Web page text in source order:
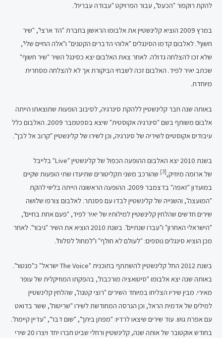
להקת רוקפור "הכעס", עבור הפרויקט "עבודה עברית".
במרץ 2009 הוציא קלינשטיין את אלבומו הראשון בחברת "הד ארצי", "שיר
חשוף". לאלבום קדמו הסינגלים "אלוהי הדברים הקטנים" ו"אלה החיים שלי",
שלא זכו להצלחה גדולה. לאחר צאת האלבום יצא כסינגל השיר "שיר חשוף"
שכתב יאיר לפיד. האלבום זכה לשבחי הביקורת אך לא להצלחה מסחרית
מיוחדת.
באותה שנה חבר קלינשטיין ללהקת סינרגיה, לסיבוב הופעות שתוצאתו הייתה
אלבום משותף בשם "סינרגיה אקוסטית" שיצא בספטמבר 2009. האלבום כלל
עיבודים אקוסטיים לשיריה של סינרגיה, וכן לשירו של קלינשטיין "קרוב אל לבך".
בשנת 2010 יצא האלבום ההופעה הכפול של קלינשטיין "Live" בלייבל
של ארומה מיוזיק,[3]
שהורכב משני תקליטורים שתיעדו שתי הופעות שקיים
במועדון "זאפה" בדצמבר 2009. ההופעה הראשונה הייתה בליווי להקת
"המועצה", והשנייה של קלינשטיין לבדו עם פסנתר. לאלבום צורפו שלושה
שירים חדשים שהלחין קלינשטיין למילותיו של יאיר לפיד, "פעם אחת בחיים",
"הישראלי האחרון" ו"עברו שנתיים". בשנת 2010 הוציא את השיר "גיבור". לאחר
מכן הוציא סינגלים נוספים: "לעולם לא חולף" ו"למחול לסלוח".
בשנת 2012 החל קלינשטיין להשתתף בתוכנית "The Voice ישראל" כ"מנטור".
באותה שנה יצא אלבומו "סיטואציה מורכבת", בהפקתו המוזיקלית של עופר
מאירי. מבין שיריו הצליחו במיוחד השירים "רוצי קטנה", שהלחין קלינשטיין
למילים של אדמית הראל, וכן הגרסה המחודשת לשירו "שריטות", ששר בדואט
עם אפרת גוש. עוד שירים שיצאו לרדיו: "מפתן ביתך", "שום דבר", "עדיין קיימת".
בחודש אוקטובר של אותה שנה, קלינשטיין ורחלי שביט חברו יחד ויצרו 20 שירי